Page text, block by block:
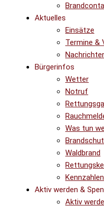
Aktuelles
Einsätze
Termine &
Bürgerinfos
Wetter
Notruf
Was tun
Waldbrand
Aktiv werden &
Aktiv